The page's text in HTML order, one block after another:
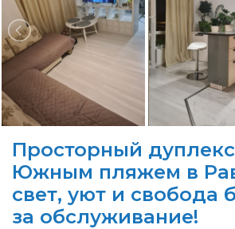
Просторный
Южным пляжем в
свет, уют и свобода
за обслуживание!